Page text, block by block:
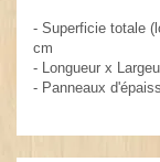
- Superficie totale
cm
- Longueur x
- Panneaux